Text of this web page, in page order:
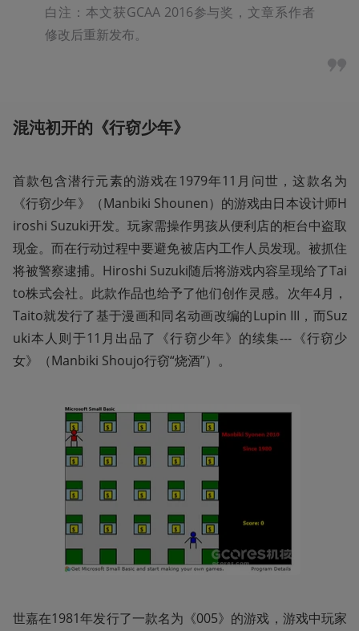
白注：本文获GCAA 2016参与奖，文章系作者
修改后重新发布。
混沌初开的《行窃少年》
首款包含潜行元素的游戏在1979年11月问世，这款名为
《行窃少年》（Manbiki Shounen）的游戏由日本设计师H
iroshi Suzuki开发。玩家需操作男孩从便利店的柜台中盗取
现金。而在行动过程中要避免被店内工作人员发现。被抓住
将被警察逮捕。Hiroshi Suzuki随后将游戏内容呈现给了Tai
to株式会社。此款作品也给予了他们创作灵感。次年4月，
Taito就发行了基于漫画和同名动画改编的Lupin III，而Suz
uki本人则于11月出品了《行窃少年》的续集---《行窃少
女》（Manbiki Shoujo行窃“烧酒”）。
世嘉在1981年发行了一款名为《005》的游戏，游戏中玩家